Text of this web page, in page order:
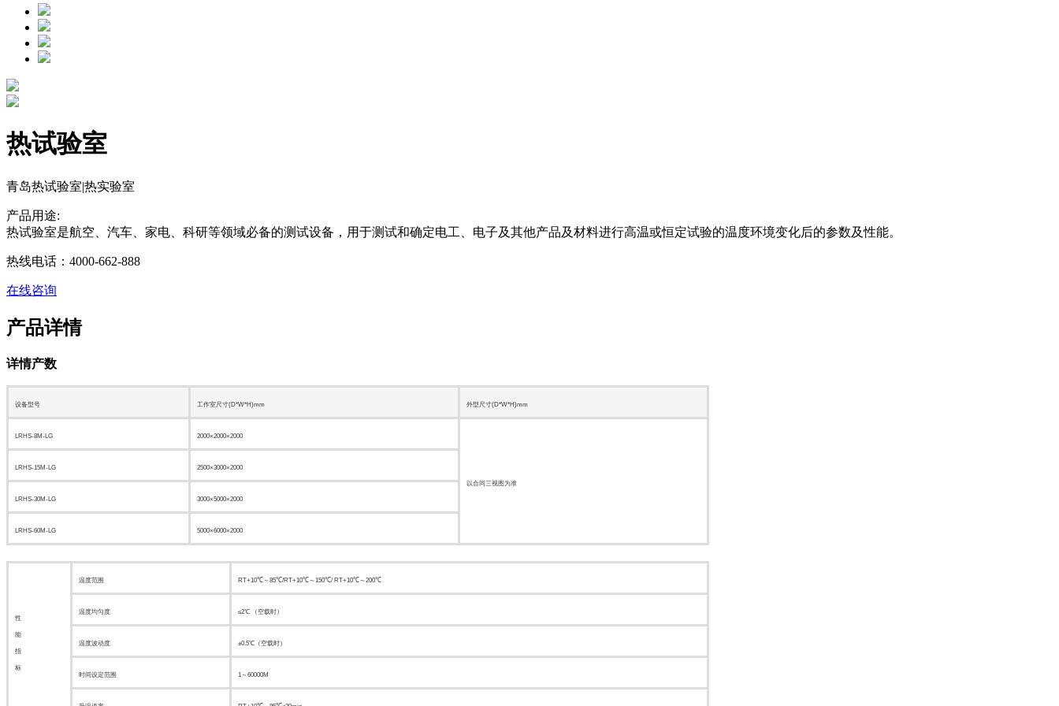
热试验室
青岛热试验室|热实验室
产品用途:
热试验室是航空、汽车、家电、科研等领域必备的测试设备，用于测试和确定电工、电子及其他产品及材料进行高温或恒定试验的温度环境变化后的参数及性能。
热线电话：4000-662-888
在线咨询
产品详情
详情产数
设备型号 工作室尺寸(D*W*H)mm 外型尺寸(D*W*H)mm
LRHS-8M-LG 2000×2000×2000
以合同三视图为准
LRHS-15M-LG 2500×3000×2000
LRHS-30M-LG 3000×5000×2000
LRHS-60M-LG 5000×6000×2000
性
能
指
标
温度范围 RT+10℃～85℃/RT+10℃～150℃/ RT+10℃～200℃
温度均匀度 ≤2℃ （空载时）
温度波动度 ±0.5℃（空载时）
时间设定范围 1～60000M